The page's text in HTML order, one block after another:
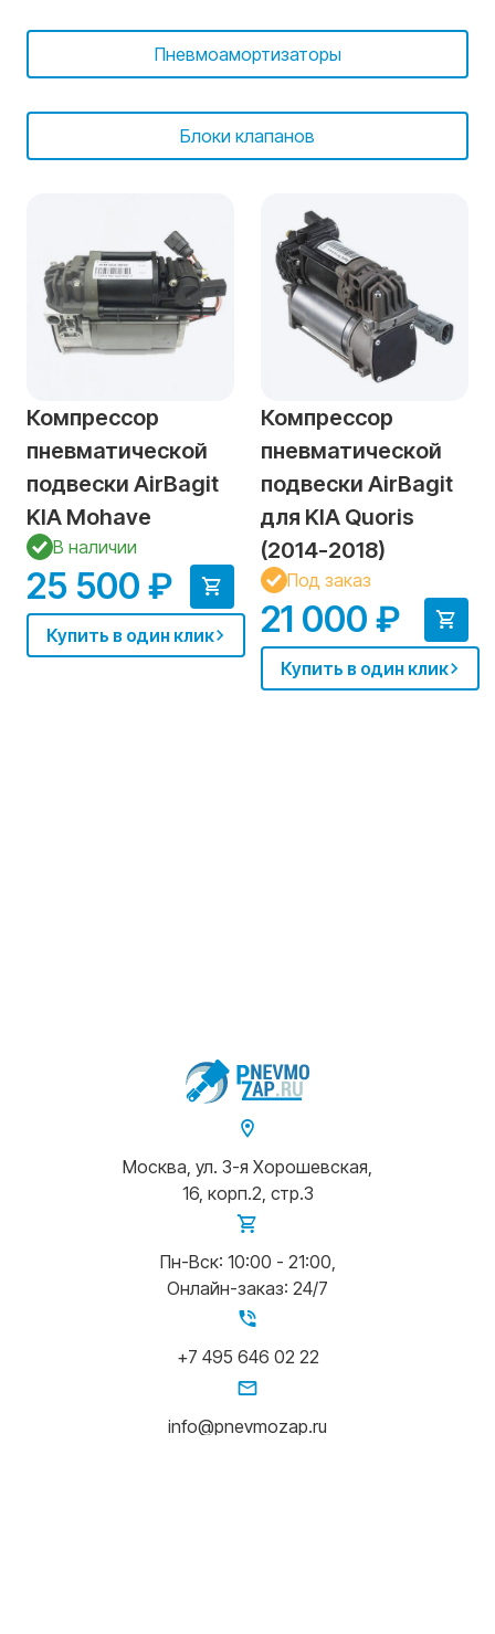
Пневмоамортизаторы
Блоки клапанов
Компрессор
пневматической
подвески AirBagit
KIA Mohave
В наличии
25 500 ₽
Купить в один клик
Компрессор
пневматической
подвески AirBagit
для KIA Quoris
(2014-2018)
Под заказ
21 000 ₽
Купить в один клик
Москва, ул. 3-я Хорошевская,
16, корп.2, стр.3
Пн-Вск: 10:00 - 21:00,
Онлайн-заказ: 24/7
+7 495 646 02 22
info@pnevmozap.ru